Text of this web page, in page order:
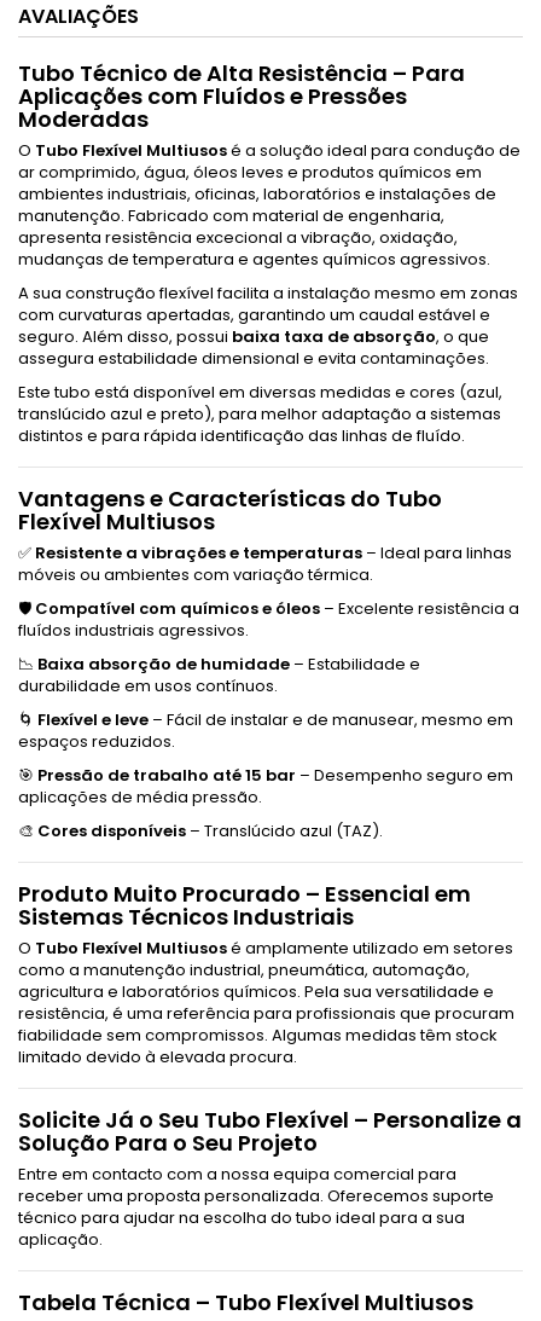
AVALIAÇÕES
Tubo Técnico de Alta Resistência – Para
Aplicações com Fluídos e Pressões
Moderadas
O Tubo Flexível Multiusosé a solução ideal para condução de
ar comprimido, água, óleos leves e produtos químicos em
ambientes industriais, oficinas, laboratórios e instalações de
manutenção. Fabricado com material de engenharia,
apresenta resistência excecional a vibração, oxidação,
mudanças de temperatura e agentes químicos agressivos.
A sua construção flexível facilita a instalação mesmo em zonas
com curvaturas apertadas, garantindo um caudal estável e
seguro. Além disso, possui baixa taxa de absorção, o que
assegura estabilidade dimensional e evita contaminações.
Este tubo está disponível em diversas medidas e cores (azul,
translúcido azul e preto), para melhor adaptação a sistemas
distintos e para rápida identificação das linhas de fluído.
Vantagens e Características do Tubo
Flexível Multiusos
✅ Resistente a vibrações e temperaturas – Ideal para linhas
móveis ou ambientes com variação térmica.
🛡️ Compatível com químicos e óleos – Excelente resistência a
fluídos industriais agressivos.
📉 Baixa absorção de humidade – Estabilidade e
durabilidade em usos contínuos.
🌀 Flexível e leve – Fácil de instalar e de manusear, mesmo em
espaços reduzidos.
🎯 Pressão de trabalho até 15 bar – Desempenho seguro em
aplicações de média pressão.
🎨 Cores disponíveis – Translúcido azul (TAZ).
Produto Muito Procurado – Essencial em
Sistemas Técnicos Industriais
O Tubo Flexível Multiusosé amplamente utilizado em setores
como a manutenção industrial, pneumática, automação,
agricultura e laboratórios químicos. Pela sua versatilidade e
resistência, é uma referência para profissionais que procuram
fiabilidade sem compromissos. Algumas medidas têm stock
limitado devido à elevada procura.
Solicite Já o Seu Tubo Flexível – Personalize a
Solução Para o Seu Projeto
Entre em contacto com a nossa equipa comercial para
receber uma proposta personalizada. Oferecemos suporte
técnico para ajudar na escolha do tubo ideal para a sua
aplicação.
Tabela Técnica – Tubo Flexível Multiusos